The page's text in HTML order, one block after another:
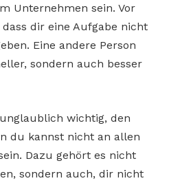
Unternehmen sein. Vor
dir eine Aufgabe nicht
Eine andere Person
sondern auch besser
wichtig, den
du kannst nicht an allen
Dazu gehört es nicht
sondern auch, dir nicht